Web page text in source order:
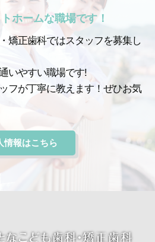
ホームな職場です！
矯正歯科ではスタッフを募集し
いやすい職場です!
フが丁寧に教えます！ぜひお気
情報はこちら